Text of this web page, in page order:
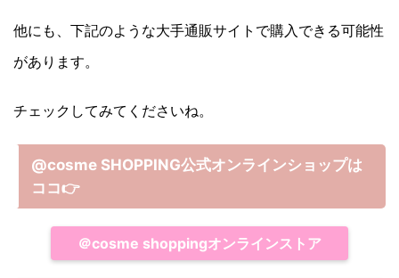
他にも、下記のような大手通販サイトで購入できる可能性
があります。
チェックしてみてくださいね。
@cosme SHOPPING公式オンラインショップは
ココ👉
＠cosme shoppingオンラインストア